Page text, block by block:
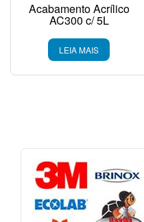
Acabamento Acrílico
AC300 c/ 5L
LEIA MAIS